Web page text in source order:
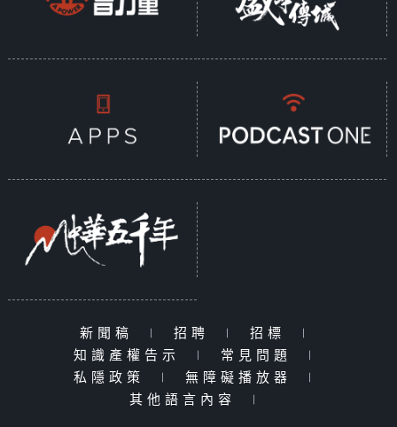
新聞稿 | 招聘 | 招標
|
知識產權告示
| 常見問題
|
私隱政策
| 無障礙播放器
|
其他語言內容
|